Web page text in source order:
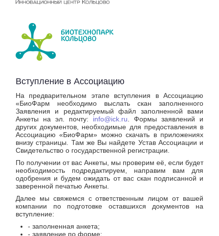
Вступление в Ассоциацию
На предварительном этапе вступления в Ассоциацию
«БиоФарм необходимо выслать скан заполненного
Заявления и редактируемый файл заполненной вами
Анкеты на эл. почту: info@ick.ru . Формы заявлений и
других документов, необходимые для предоставления в
Ассоциацию «БиоФарм» можно скачать в приложениях
внизу страницы. Там же Вы найдете Устав Ассоциации и
Свидетельство о государственной регистрации.
По получении от вас Анкеты, мы проверим её, если будет
необходимость подредактируем, направим вам для
одобрения и будем ожидать от вас скан подписанной и
заверенной печатью Анкеты.
Далее мы свяжемся с ответственным лицом от вашей
компании по подготовке оставшихся документов на
вступление:
- заполненная анкета;
- заявление по форме;